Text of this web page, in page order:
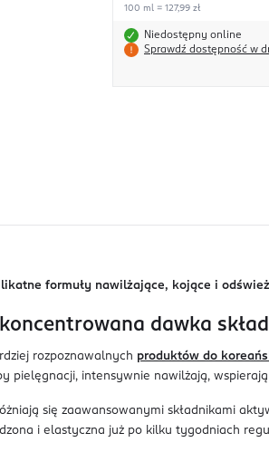
100 ml = 127,99 zł
Niedostępny online
Sprawdź dostępność w
formuły nawilżające, kojące i
dawka
rozpoznawalnych produktów do
pielęgnacji, intensywnie nawilżają,
się zaawansowanymi składnikami
i elastyczna już po kilku tygodniach